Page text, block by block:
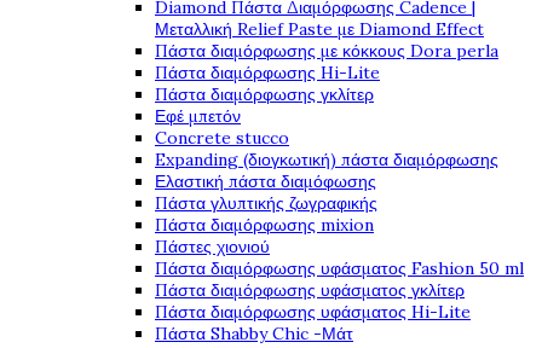
Diamond Πάστα Διαμόρφωσης Cadence |
Μεταλλική Relief Paste με Diamond Effect
Πάστα διαμόρφωσης με κόκκους Dora perla
Πάστα διαμόρφωσης Hi-Lite
Πάστα διαμόρφωσης γκλίτερ
Εφέ μπετόν
Concrete stucco
Expanding (διογκωτική) πάστα διαμόρφωσης
Ελαστική πάστα διαμόφωσης
Πάστα γλυπτικής ζωγραφικής
Πάστα διαμόρφωσης mixion
Πάστες χιονιού
Πάστα διαμόρφωσης υφάσματος Fashion 50 ml
Πάστα διαμόρφωσης υφάσματος γκλίτερ
Πάστα διαμόρφωσης υφάσματος Hi-Lite
Πάστα Shabby Chic -Μάτ